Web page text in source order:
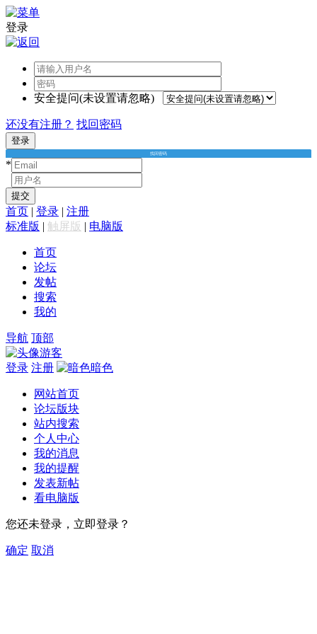
登录
安全提问(未设置请忽略)
还没有注册？ 找回密码
登录
找回密码
*
提交
首页 | 登录 | 注册
标准版 | 触屏版 | 电脑版
首页
论坛
发帖
搜索
我的
导航 顶部
游客
登录 注册 暗色
网站首页
论坛版块
站内搜索
个人中心
我的消息
我的提醒
发表新帖
看电脑版
您还未登录，立即登录？
确定 取消